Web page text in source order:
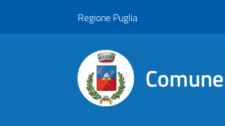
Regione Puglia